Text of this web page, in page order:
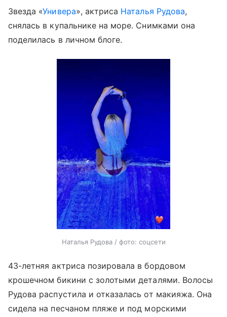
Звезда «Универа», актриса Наталья Рудова,
снялась в купальнике на море. Снимками она
поделилась в личном блоге.
Наталья Рудова / фото: соцсети
43-летняя актриса позировала в бордовом
крошечном бикини с золотыми деталями. Волосы
Рудова распустила и отказалась от макияжа. Она
сидела на песчаном пляже и под морскими